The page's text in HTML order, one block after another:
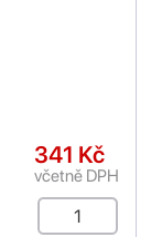
341 Kč
včetně DPH